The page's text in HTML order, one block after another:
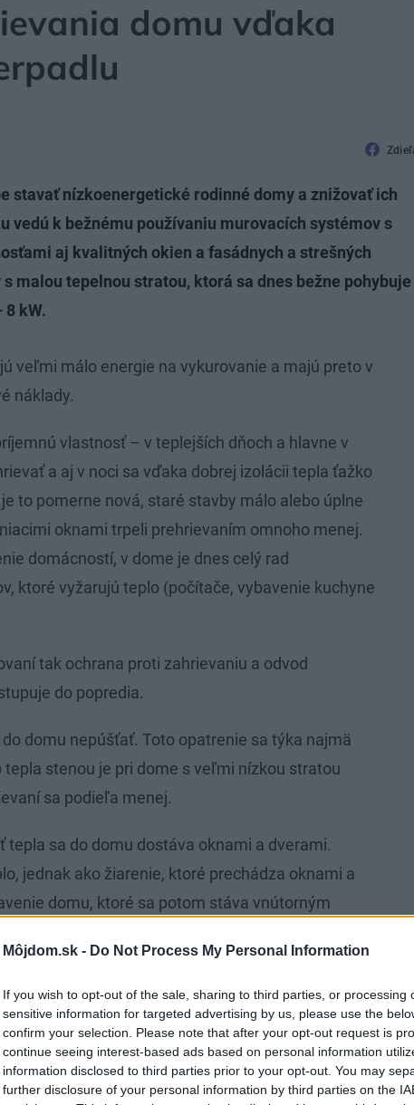
Môjdom.sk - Do Not Process My Personal Information
If you wish to opt-out of the sale, sharing to third parties, or processing
sensitive information for targeted advertising by us, please use the
confirm your selection. Please note that after your opt-out request is
continue seeing interest-based ads based on personal information
information disclosed to third parties prior to your opt-out. You may
further disclosure of your personal information by third parties on the
domu vďaka
stavať nízkoenergetické rodinné domy a znižovať ich
vedú k bežnému používaniu murovacích systémov s
aj kvalitných okien a fasádnych a strešných
malou tepelnou stratou, ktorá sa dnes bežne pohybuje
8 kW.
veľmi málo energie na vykurovanie a majú preto v
náklady.
vlastnosť – v teplejších dňoch a hlavne v
a aj v noci sa vďaka dobrej izolácii tepla ťažko
to pomerne nová, staré stavby málo alebo úplne
oknami trpeli prehrievaním omnoho menej.
domácností, v dome je dnes celý rad
ktoré vyžarujú teplo (počítače, vybavenie kuchyne
tak ochrana proti zahrievaniu a odvod
do popredia.
domu nepúšťať. Toto opatrenie sa týka najmä
stenou je pri dome s veľmi nízkou stratou
sa podieľa menej.
tepla sa do domu dostáva oknami a dverami.
jednak ako žiarenie, ktoré prechádza oknami a
domu, ktoré sa potom stáva vnútorným
okien a dverí a vybavenie takými sklami, ktoré
a žiarenia zvonku. Pritom žalúzie by mali byť
aby sa teplo do domu nedostalo.
a z hľadiska životnosti a dlhodobej